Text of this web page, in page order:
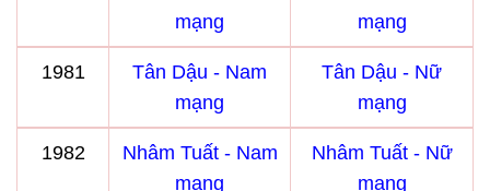
mạng
mạng
1981
Tân Dậu - Nam
mạng
Tân Dậu - Nữ
mạng
1982
Nhâm Tuất - Nam
mạng
Nhâm Tuất - Nữ
mạng